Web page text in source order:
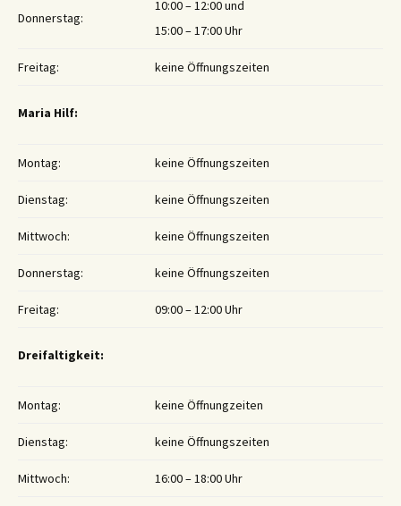
Donnerstag:
10:00 – 12:00 und
15:00 – 17:00 Uhr
Freitag: keine Öffnungszeiten
Maria Hilf:
Montag: keine Öffnungszeiten
Dienstag: keine Öffnungszeiten
Mittwoch: keine Öffnungszeiten
Donnerstag: keine Öffnungszeiten
Freitag: 09:00 – 12:00 Uhr
Dreifaltigkeit:
Montag: keine Öffnungzeiten
Dienstag: keine Öffnungszeiten
Mittwoch: 16:00 – 18:00 Uhr